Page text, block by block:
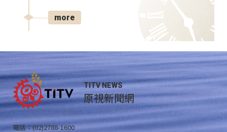
more
TITV NEWS
原視新聞網
電話：(02)2788-1600